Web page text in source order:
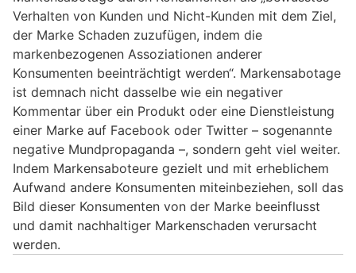
Verhalten von Kunden und Nicht-Kunden mit dem Ziel,
der Marke Schaden zuzufügen, indem die
markenbezogenen Assoziationen anderer
Konsumenten beeinträchtigt werden“. Markensabotage
ist demnach nicht dasselbe wie ein negativer
Kommentar über ein Produkt oder eine Dienstleistung
einer Marke auf Facebook oder Twitter – sogenannte
negative Mundpropaganda –, sondern geht viel weiter.
Indem Markensaboteure gezielt und mit erheblichem
Aufwand andere Konsumenten miteinbeziehen, soll das
Bild dieser Konsumenten von der Marke beeinflusst
und damit nachhaltiger Markenschaden verursacht
werden.